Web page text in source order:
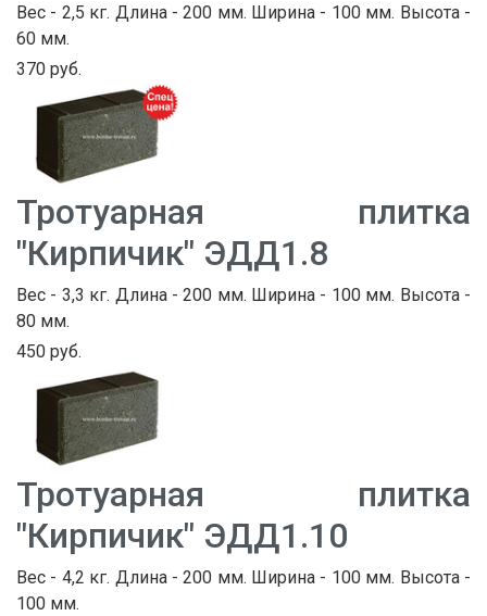
Вес - 2,5 кг. Длина - 200 мм. Ширина - 100 мм. Высота -
60 мм.
370 руб.
Тротуарная плитка
"Кирпичик" ЭДД1.8
Вес - 3,3 кг. Длина - 200 мм. Ширина - 100 мм. Высота -
80 мм.
450 руб.
Тротуарная плитка
"Кирпичик" ЭДД1.10
Вес - 4,2 кг. Длина - 200 мм. Ширина - 100 мм. Высота -
100 мм.